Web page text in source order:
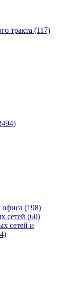
тракта (117)
офиса (198)
сетей (60)
сетей и